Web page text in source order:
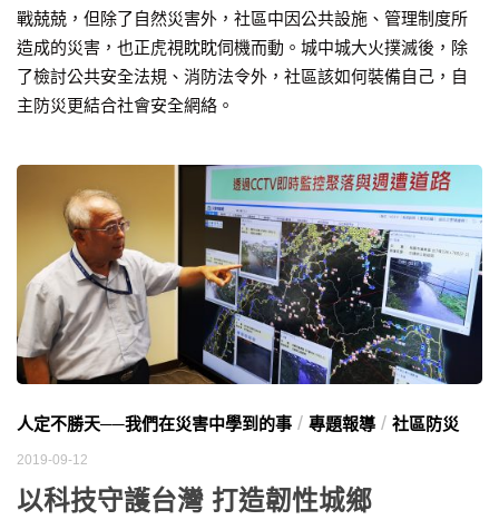
戰兢兢，但除了自然災害外，社區中因公共設施、管理制度所
造成的災害，也正虎視眈眈伺機而動。城中城大火撲滅後，除
了檢討公共安全法規、消防法令外，社區該如何裝備自己，自
主防災更結合社會安全網絡。
人定不勝天──我們在災害中學到的事 / 專題報導/ 社區防災
2019-09-12
以科技守護台灣 打造韌性城鄉